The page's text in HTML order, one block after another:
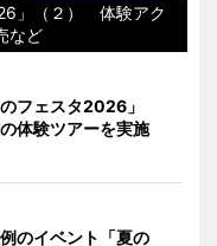
」（２） 体験アク
など
フェスタ2026」
体験ツアーを実施
のイベント「夏の